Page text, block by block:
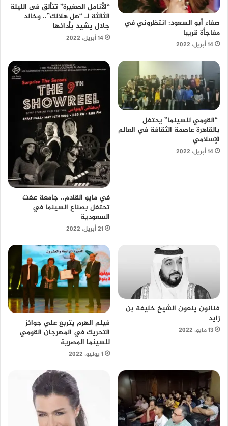
صفاء أبو السعود: انتظروني في
مفاجأة قريبا
14 أبريل، 2022
“الأنامل الصغيرة” تتألق فى الليلة
الثالثة لـ “هل هلالك”.. وخالد
جلال يشيد بأدائها
14 أبريل، 2022
“القومي للسينما” يحتفل
بالقاهرة عاصمة الثقافة في العالم
الإسلامي
14 أبريل، 2022
في مايو القادم.. جامعة عفت
تحتفل بصناع السينما في
السعودية
21 أبريل، 2022
فنانون ينعون الشيخ خليفة بن
زايد
13 مايو، 2022
فيلم الهرم يتربع علي جوائز
التحريك في المهرجان القومي
للسينما المصرية
1 يونيو، 2022